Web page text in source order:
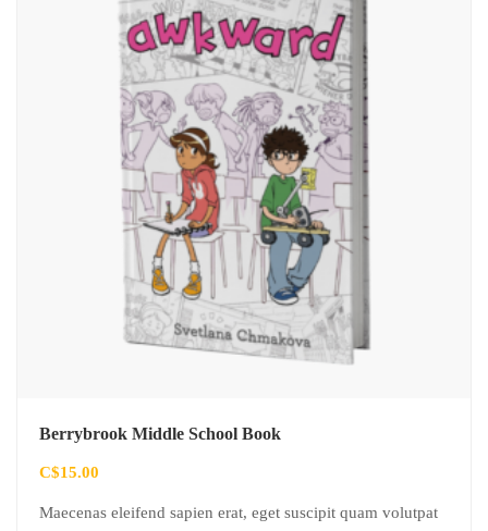
Berrybrook Middle School Book
C$15.00
Maecenas eleifend sapien erat, eget suscipit quam volutpat